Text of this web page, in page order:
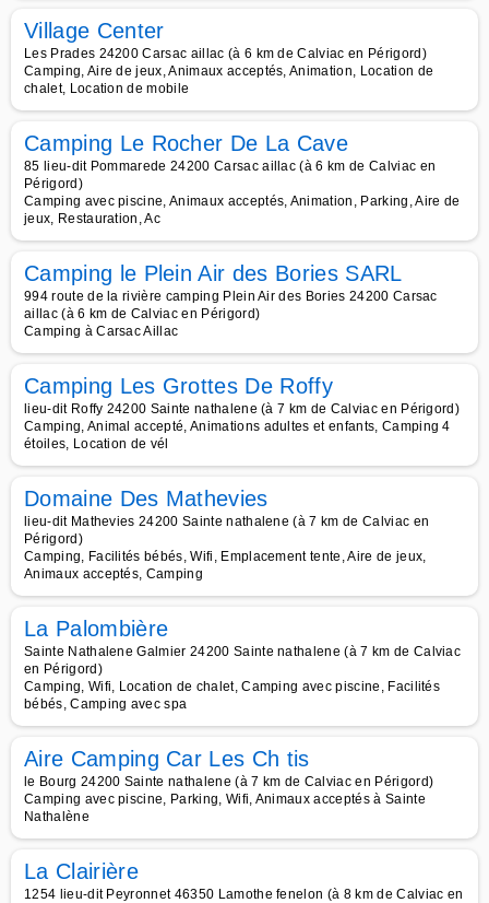
Village Center
Les Prades 24200 Carsac aillac (à 6 km de Calviac en Périgord)
Camping, Aire de jeux, Animaux acceptés, Animation, Location de
chalet, Location de mobile
Camping Le Rocher De La Cave
85 lieu-dit Pommarede 24200 Carsac aillac (à 6 km de Calviac en
Périgord)
Camping avec piscine, Animaux acceptés, Animation, Parking, Aire de
jeux, Restauration, Ac
Camping le Plein Air des Bories SARL
994 route de la rivière camping Plein Air des Bories 24200 Carsac
aillac (à 6 km de Calviac en Périgord)
Camping à Carsac Aillac
Camping Les Grottes De Roffy
lieu-dit Roffy 24200 Sainte nathalene (à 7 km de Calviac en Périgord)
Camping, Animal accepté, Animations adultes et enfants, Camping 4
étoiles, Location de vél
Domaine Des Mathevies
lieu-dit Mathevies 24200 Sainte nathalene (à 7 km de Calviac en
Périgord)
Camping, Facilités bébés, Wifi, Emplacement tente, Aire de jeux,
Animaux acceptés, Camping
La Palombière
Sainte Nathalene Galmier 24200 Sainte nathalene (à 7 km de Calviac
en Périgord)
Camping, Wifi, Location de chalet, Camping avec piscine, Facilités
bébés, Camping avec spa
Aire Camping Car Les Ch tis
le Bourg 24200 Sainte nathalene (à 7 km de Calviac en Périgord)
Camping avec piscine, Parking, Wifi, Animaux acceptés à Sainte
Nathalène
La Clairière
1254 lieu-dit Peyronnet 46350 Lamothe fenelon (à 8 km de Calviac en